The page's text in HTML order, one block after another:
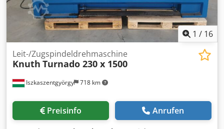
1 / 16
Iszkaszentgyörgy 718 km
Leit-/Zugspindeldrehmaschine
Knuth Turnado 230 x 1500
Preisinfo Anrufen